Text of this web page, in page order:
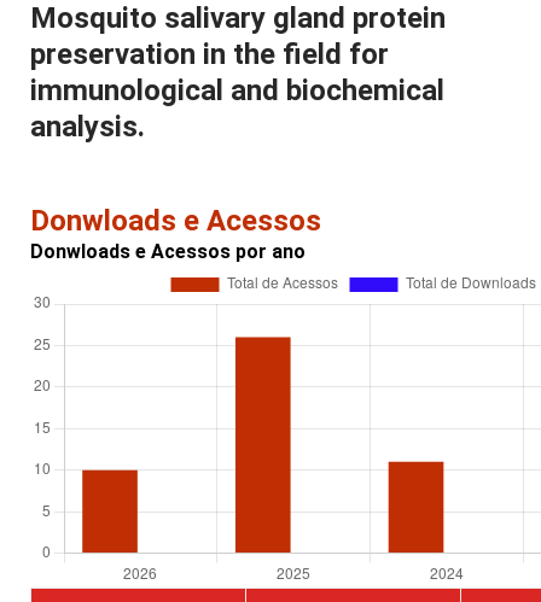
Mosquito salivary gland protein
preservation in the field for
immunological and biochemical
analysis.
Donwloads e Acessos
Donwloads e Acessos por ano